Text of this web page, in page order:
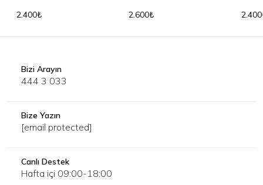
2.400₺
2.600₺
Bizi Arayın
444 3 033
Bize Yazın
[email protected]
Canlı Destek
Hafta içi 09:00-18:00